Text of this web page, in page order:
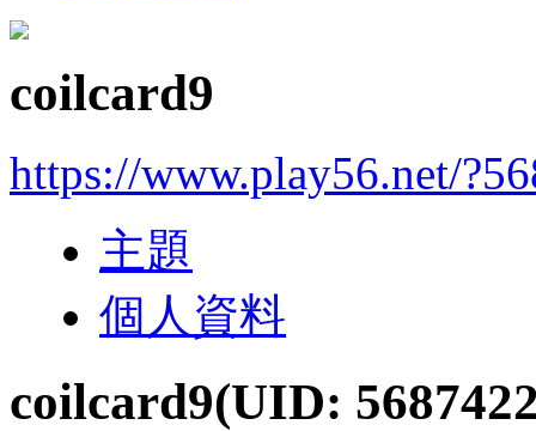
coilcard9
https://www.play56.net/
主題
個人資料
coilcard9(UID: